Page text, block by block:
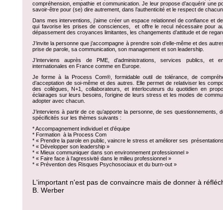
compréhension, empathie et communication. Je leur propose d’acquérir une
savoir-être pour (se) dire autrement, dans l’authenticité et le respect de
Dans mes interventions, j’aime créer un espace relationnel de confiance et
qui favorise les prises de consciences,
et offre le recul nécessaire pour
dépassement des croyances limitantes, les changements d’attitude et de
J’invite la personne que j’accompagne à prendre soin d’elle-même et des
prise de parole, sa communication, son management et son leadership.
J’interviens auprès de PME, d’administrations, services publics, et
internationales en France comme en Europe.
Je forme à la Process Com®, formidable outil de tolérance, de
d’acceptation de soi-même et des autres. Elle permet de relativiser les
des collègues, N+1, collaborateurs, et interlocuteurs du quotidien en
éclairages sur leurs besoins, l’origine de leurs stress et les modes de
adopter avec chacun.
J’interviens à partir de ce qu’apporte la personne, de ses questionnements,
spécificités sur les thèmes suivants :
* Accompagnement individuel et d’équipe
* Formation à la Process Com
* « Prendre la parole en public, vaincre le stress et améliorer ses
* « Développer son leadership »
* « Mieux communiquer dans son environnement professionnel »
* « Faire face à l’agressivité dans le milieu professionnel »
* « Prévention des Risques Psychosociaux et du burn-out »
L'important n'est pas de convaincre mais de donner à
B. Werber